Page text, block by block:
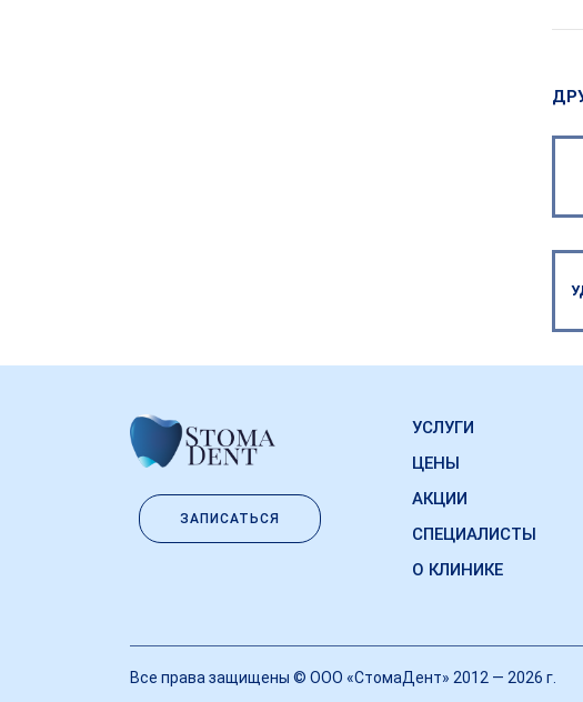
ЗАПИСАТЬСЯ
УСЛУГИ
ЦЕНЫ
АКЦИИ
СПЕЦИАЛИСТЫ
О КЛИНИКЕ
Все права защищены © ООО «СтомаДент» 2012 — 2026 г.